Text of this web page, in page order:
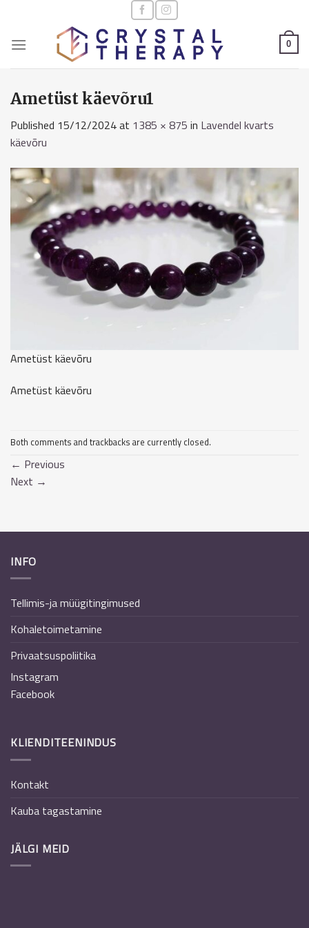
content
0
Ametüst käevõru1
Published 15/12/2024at 1385 × 875 in Lavendel kvarts
käevõru
Ametüst käevõru
Ametüst käevõru
Both comments and trackbacks are currently closed.
← Previous
Next →
INFO
Tellimis-ja müügitingimused
Kohaletoimetamine
Privaatsuspoliitika
Instagram
Facebook
KLIENDITEENINDUS
Kontakt
Kauba tagastamine
JÄLGI MEID